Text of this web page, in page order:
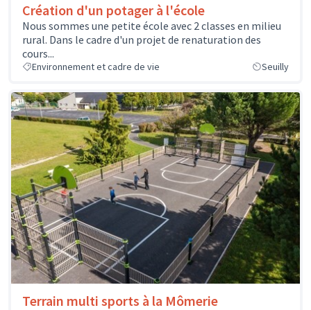
Création d'un potager à l'école
Nous sommes une petite école avec 2 classes en milieu
rural. Dans le cadre d'un projet de renaturation des
cours...
Environnement et cadre de vie Seuilly
Terrain multi sports à la Mômerie